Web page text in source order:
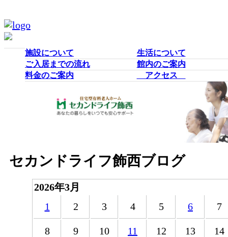
施設について
生活について
ご入居までの流れ
館内のご案内
料金のご案内
アクセス
セカンドライフ飾西ブログ
2026年3月
1
2 3 4 5 6 7
8 9 10 11 12 13 14